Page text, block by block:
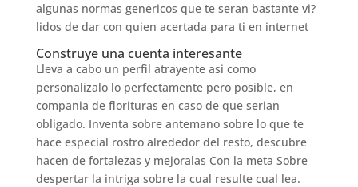
algunas normas genericos que te seran bastante vi?
lidos de dar con quien acertada para ti en internet
Construye una cuenta interesante
Lleva a cabo un perfil atrayente asi­ como
personalizalo lo perfectamente pero posible, en
compania de florituras en caso de que seri­an
obligado. Inventa sobre antemano sobre lo que te
hace especial rostro alrededor del resto, descubre
hacen de fortalezas y mejoralas Con la meta Sobre
despertar la intriga sobre la cual resulte cual lea.